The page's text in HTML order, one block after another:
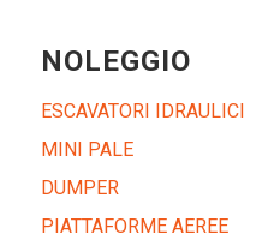
NOLEGGIO
ESCAVATORI IDRAULICI
MINI PALE
DUMPER
PIATTAFORME AEREE